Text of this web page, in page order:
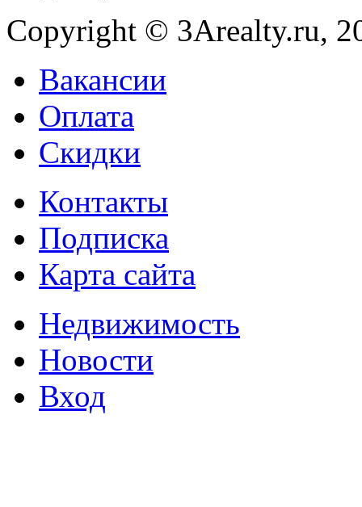
Copyright © 3Arealty.ru,
Вакансии
Оплата
Скидки
Контакты
Подписка
Карта сайта
Недвижимость
Новости
Вход